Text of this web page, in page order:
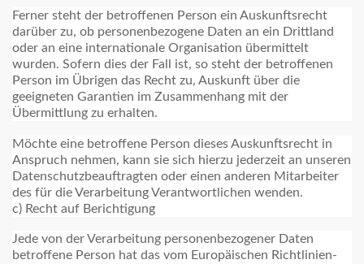
Ferner steht der betroffenen Person ein Auskunftsrecht
darüber zu, ob personenbezogene Daten an ein Drittland
oder an eine internationale Organisation übermittelt
wurden. Sofern dies der Fall ist, so steht der betroffenen
Person im Übrigen das Recht zu, Auskunft über die
geeigneten Garantien im Zusammenhang mit der
Übermittlung zu erhalten.
Möchte eine betroffene Person dieses Auskunftsrecht in
Anspruch nehmen, kann sie sich hierzu jederzeit an unseren
Datenschutzbeauftragten oder einen anderen Mitarbeiter
des für die Verarbeitung Verantwortlichen wenden.
c) Recht auf Berichtigung
Jede von der Verarbeitung personenbezogener Daten
betroffene Person hat das vom Europäischen Richtlinien-